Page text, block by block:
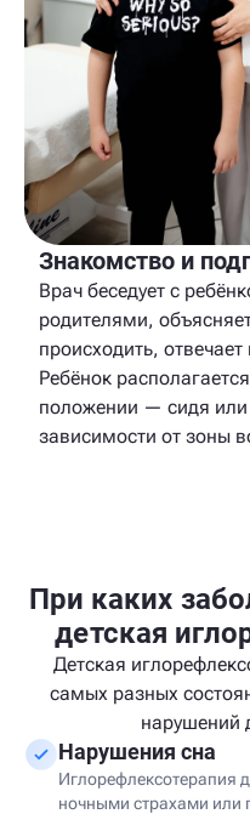
Знакомство и
Врач беседует с
родителями,
происходить,
Ребёнок
положении — сидя
зависимости от зоны
При каких
детская
Детская
самых разных
нарушений
Нарушения сна
Иглорефлексотерапия
ночными страхами или